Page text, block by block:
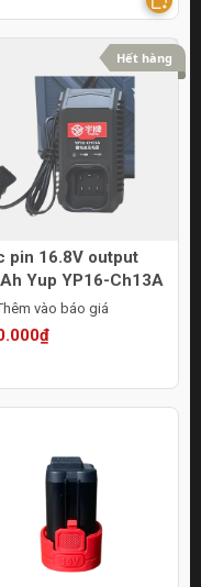
Hết hàng
pin 16.8V output
Yup YP16-Ch13A
vào báo giá